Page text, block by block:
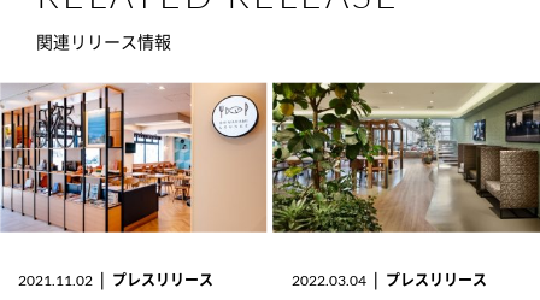
関連リリース情報
2021.11.02 | プレスリリース
2022.03.04 | プレスリリース